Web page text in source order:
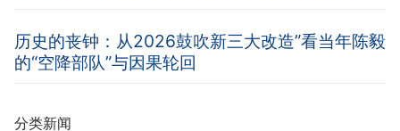
历史的丧钟：从2026鼓吹新三大改造”看当年陈毅
的“空降部队”与因果轮回
分类新闻